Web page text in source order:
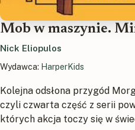
Mob w maszynie.
Nick Eliopulos
Wydawca: HarperKids
Kolejna odsłona przygód
czyli czwarta część z serii
których akcja toczy się w